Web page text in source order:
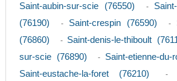
Saint-aubin-sur-scie (76550) -
(76190)
- Saint-crespin (76590) -
(76860)
- Saint-denis-le-thiboult
sur-scie (76890)
- Saint-etienne-
Saint-eustache-la-foret (76210) -